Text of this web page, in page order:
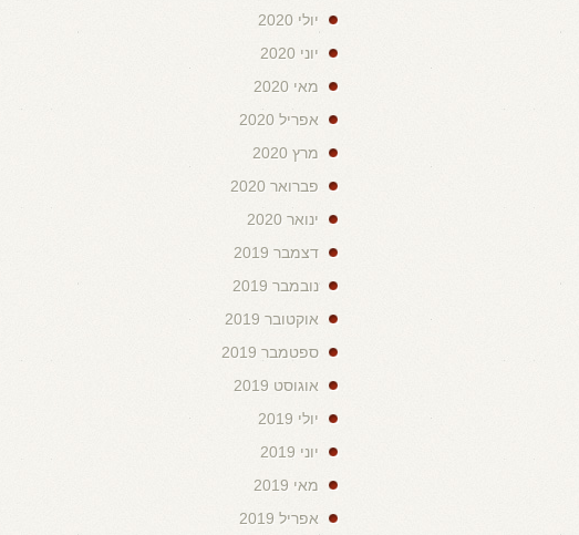
יולי 2020
יוני 2020
מאי 2020
אפריל 2020
מרץ 2020
פברואר 2020
ינואר 2020
דצמבר 2019
נובמבר 2019
אוקטובר 2019
ספטמבר 2019
אוגוסט 2019
יולי 2019
יוני 2019
מאי 2019
אפריל 2019